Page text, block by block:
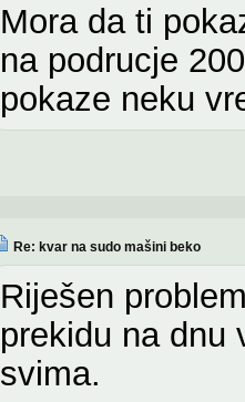
Mora da ti
na podrucje
pokaze neku
Re: kvar na sudo mašini beko
Riješen
prekidu na dnu
svima.